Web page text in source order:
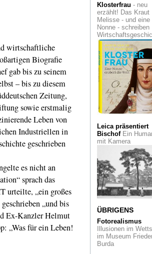
wirtschaftliche
Biografie
gab bis zu seinem
– bis zu diesem
Zeitung,
sowie erstmalig
Leben von
Industriellen in
geschrieben
es nicht an
sprach das
urteilte, „ein großes
„und bis
Ex-Kanzler Helmut
„Was für ein Leben!
am Museum Ludwig
Köln auf
Matthias Danberg
beschreibt die
Phänomene der
digitalen Welt.
Erinnerungen an
Metropolis werden
wach. Eine
in der Galerie Voss
Otto Pankok, der
expressive Realist.
Sohn der Stadt mit
einer
Man Ray:Ein
Amerikaner in Paris
Zeitgenössische
FotografieMit den
Augen Düsseldorfer
Galeristen. Eine
Ausstellung bei
Ohne Ende modern
Die Avantgardistin
Eileen Gray und ihre
Villa E.1027
Klosterfrau - neu
erzählt! Das Kraut
Melisse - und eine
Nonne - schreiben
Leica präsentiert
BischofEin
mit Kamera
ÜBRIGENS
Fotorealismus
Illusionen im
im Museum
Burda